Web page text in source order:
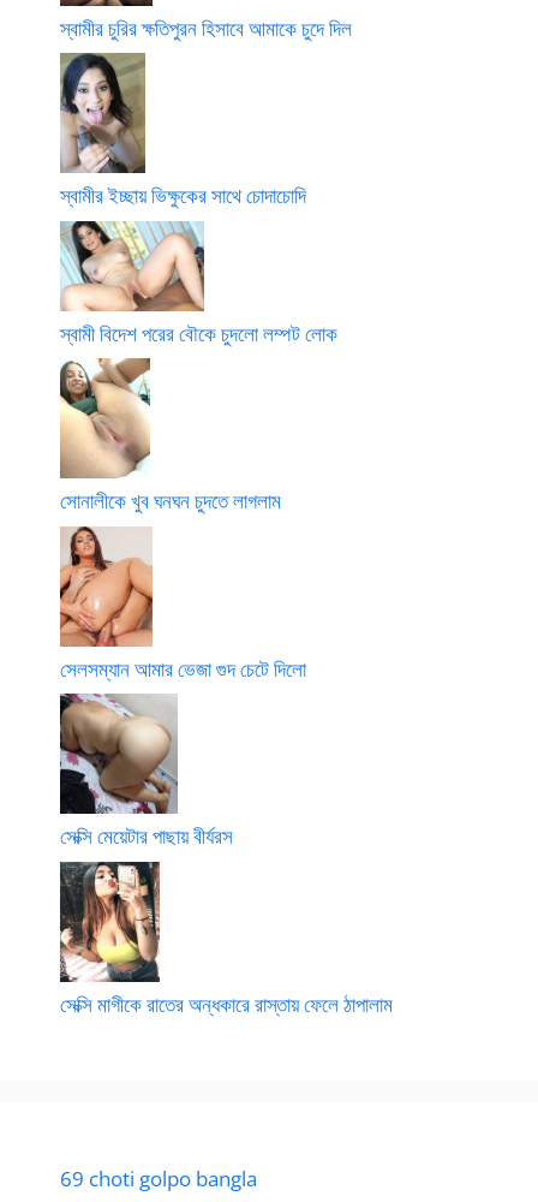
স্বামীর চুরির ক্ষতিপুরন হিসাবে আমাকে চুদে দিল
স্বামীর ইচ্ছায় ভিক্ষুকের সাথে চোদাচোদি
স্বামী বিদেশ পরের বৌকে চুদলো লম্পট লোক
সোনালীকে খুব ঘনঘন চুদতে লাগলাম
সেলসম্যান আমার ভেজা গুদ চেটে দিলো
সেক্সি মেয়েটার পাছায় বীর্যরস
সেক্সি মাগীকে রাতের অন্ধকারে রাস্তায় ফেলে ঠাপালাম
69 choti golpo bangla